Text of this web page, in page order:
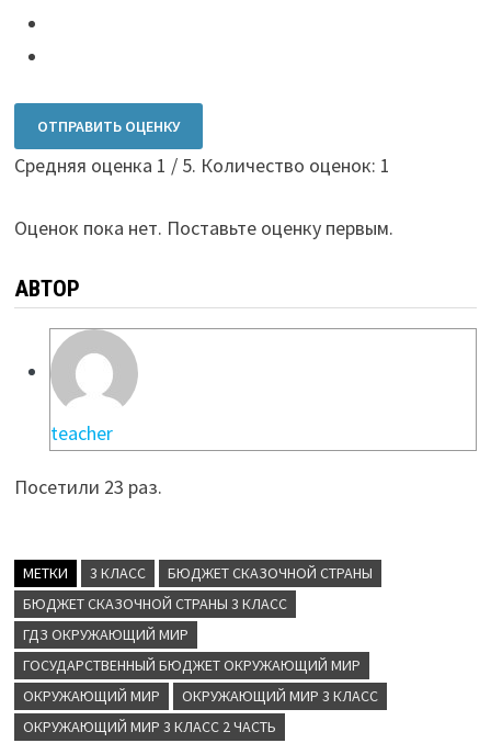
ОТПРАВИТЬ ОЦЕНКУ
Средняя оценка 1 / 5. Количество оценок: 1
Оценок пока нет. Поставьте оценку первым.
АВТОР
teacher
Посетили 23 раз.
МЕТКИ 3 КЛАСС
БЮДЖЕТ СКАЗОЧНОЙ СТРАНЫ
БЮДЖЕТ СКАЗОЧНОЙ СТРАНЫ 3 КЛАСС
ГДЗ ОКРУЖАЮЩИЙ МИР
ГОСУДАРСТВЕННЫЙ БЮДЖЕТ ОКРУЖАЮЩИЙ МИР
ОКРУЖАЮЩИЙ МИР
ОКРУЖАЮЩИЙ МИР 3 КЛАСС
ОКРУЖАЮЩИЙ МИР 3 КЛАСС 2 ЧАСТЬ